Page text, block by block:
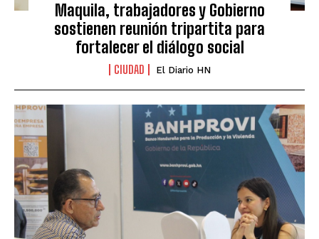
Maquila, trabajadores y Gobierno
sostienen reunión tripartita para
fortalecer el diálogo social
CIUDAD El Diario HN